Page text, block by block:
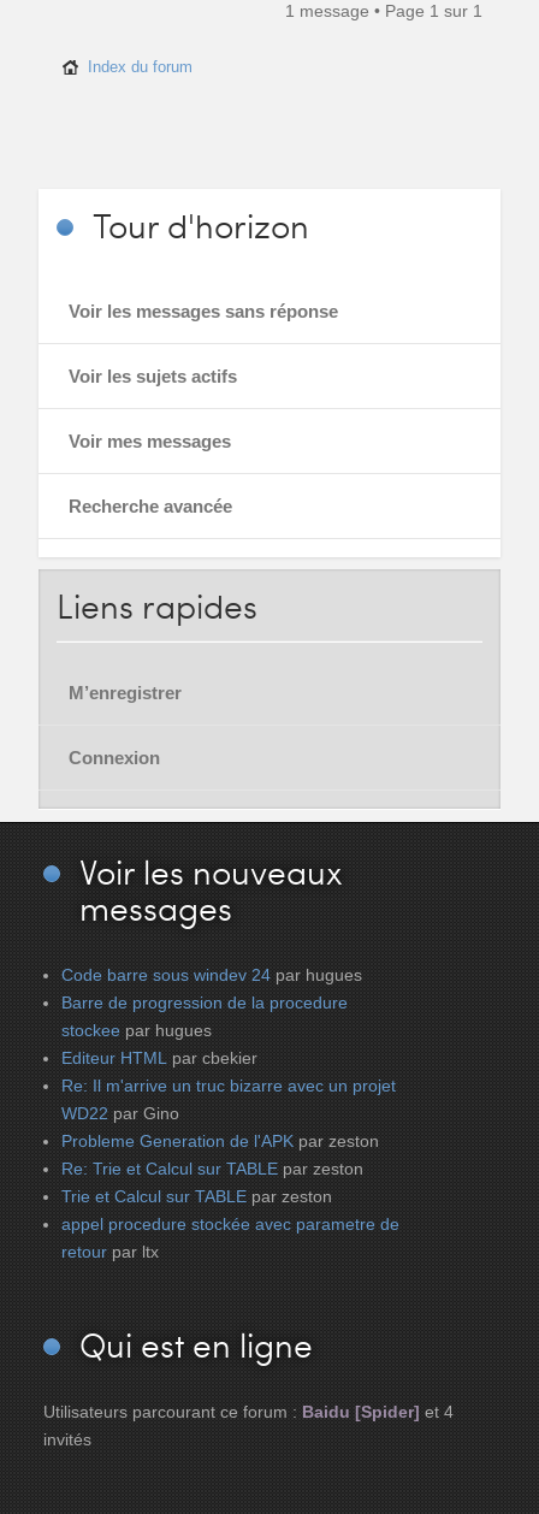
1 message • Page 1 sur 1
Index du forum
Tourd'horizon
Voir les messages sans réponse
Voir les sujets actifs
Voir mes messages
Recherche avancée
Liens rapides
M’enregistrer
Connexion
Voir les nouveaux
messages
Code barre sous windev 24 par hugues
Barre de progression de la procedure
stockee par hugues
Editeur HTML par cbekier
Re: Il m'arrive un truc bizarre avec un projet
WD22 par Gino
Probleme Generation de l'APK par zeston
Re: Trie et Calcul sur TABLE par zeston
Trie et Calcul sur TABLE par zeston
appel procedure stockée avec parametre de
retour par ltx
Qui est en ligne
Utilisateurs parcourant ce forum : Baidu [Spider] et 4
invités